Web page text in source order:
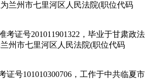
兰州市七里河区人民法院(职位代码
证号201011901322，毕业于甘肃政法
州市七里河区人民法院(职位代码
号101010300706，工作于中共临夏市